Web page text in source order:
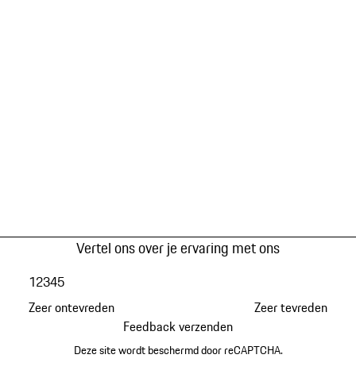
Vertel ons over je ervaring met ons
Zeer ontevreden
12345
Zeer tevreden
Feedback verzenden
Deze site wordt beschermd door reCAPTCHA.